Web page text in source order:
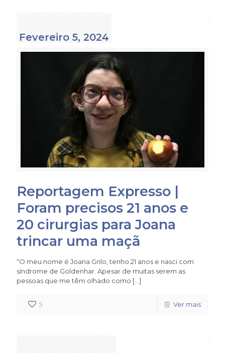
Fevereiro 5, 2024
Reportagem Expresso |
Foram precisos 21 anos e
20 cirurgias para Joana
trincar uma maçã
“O meu nome é Joana Grilo, tenho 21 anos e nasci com
síndrome de Goldenhar. Apesar de muitas serem as
pessoas que me têm olhado como […]
5 Ver mais